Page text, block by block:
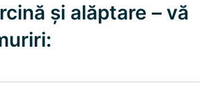
și alăptare – vă